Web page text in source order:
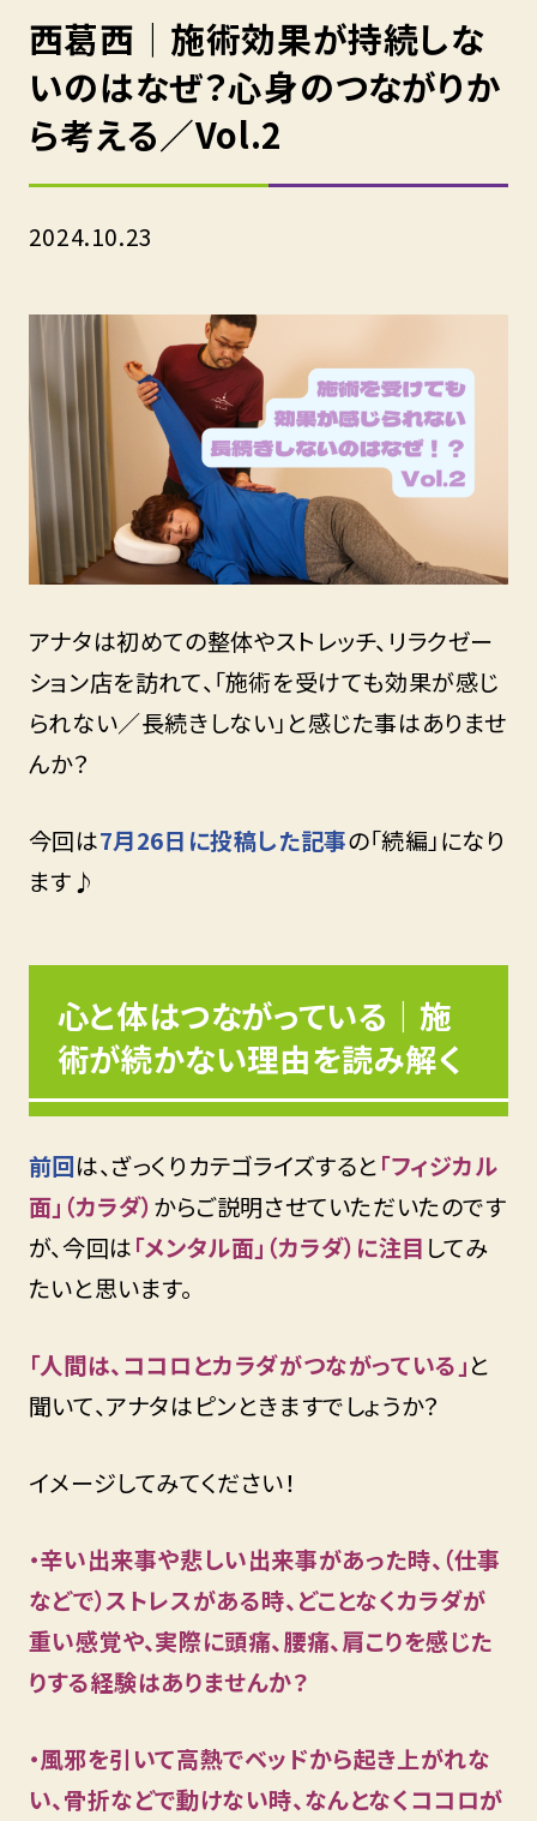
西葛西｜施術効果が持続しな
いのはなぜ？心身のつながりか
ら考える／Vol.2
2024.10.23
アナタは初めての整体やストレッチ、リラクゼー
ション店を訪れて、「施術を受けても効果が感じ
られない／長続きしない」と感じた事はありませ
んか？
今回は7月26日に投稿した記事の「続編」になり
ます♪
心と体はつながっている｜施
術が続かない理由を読み解く
前回は、ざっくりカテゴライズすると「フィジカル
面」（カラダ）からご説明させていただいたのです
が、今回は「メンタル面」（カラダ）に注目 してみ
たいと思います。
「人間は、ココロとカラダがつながっている」と
聞いて、アナタはピンときますでしょうか？
イメージしてみてください！
・辛い出来事や悲しい出来事があった時、（仕事
などで）ストレスがある時、どことなくカラダが
重い感覚や、実際に頭痛、腰痛、肩こりを感じた
りする経験はありませんか？
・風邪を引いて高熱でベッドから起き上がれな
い、骨折などで動けない時、なんとなくココロが